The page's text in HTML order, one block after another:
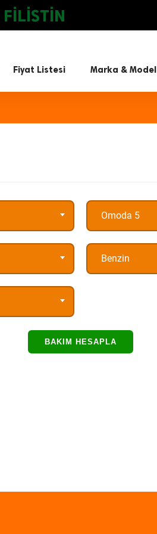
FİLİSTİN
Fiyat Listesi Marka & Model
Omoda 5
Benzin
BAKIM HESAPLA